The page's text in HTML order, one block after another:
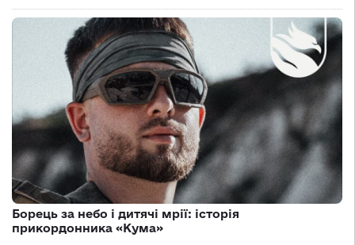
Борець за небо і дитячі мрії: історія
прикордонника «Кума»